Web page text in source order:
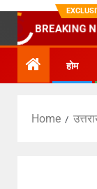
BREAKING
एसएसपी दून के निर्देशों पर
होम
Home